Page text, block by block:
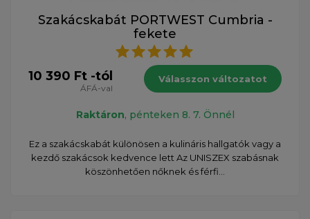
Szakácskabát PORTWEST Cumbria -
fekete
10 390 Ft -tól
ÁFÁ-val
Válasszon változatot
Raktáron, pénteken 8. 7. Önnél
Ez a szakácskabát különösen a kulináris hallgatók vagy a
kezdő szakácsok kedvence lett Az UNISZEX szabásnak
köszönhetően nőknek és férfi...